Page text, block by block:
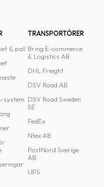
& pall
system
TRANSPORTÖRER
Bring E-commerce
& Logistics AB
DHL Freight
DSV Road AB
DSV Road Sweden
SE
FedEx
Ntex AB
PostNord Sverige
AB
UPS